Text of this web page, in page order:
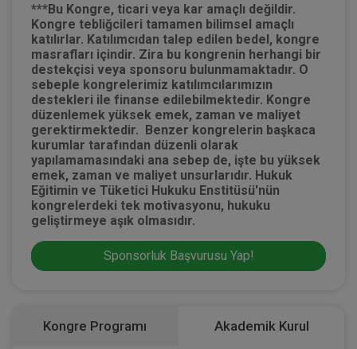
***Bu Kongre, ticari veya kar amaçlı değildir.
Kongre tebliğcileri tamamen bilimsel amaçlı
katılırlar. Katılımcıdan talep edilen bedel, kongre
masrafları içindir. Zira bu kongrenin herhangi bir
destekçisi veya sponsoru bulunmamaktadır. O
sebeple kongrelerimiz katılımcılarımızın
destekleri ile finanse edilebilmektedir. Kongre
düzenlemek yüksek emek, zaman ve maliyet
gerektirmektedir. Benzer kongrelerin başkaca
kurumlar tarafından düzenli olarak
yapılamamasındaki ana sebep de, işte bu yüksek
emek, zaman ve maliyet unsurlarıdır. Hukuk
Eğitimin ve Tüketici Hukuku Enstitüsü'nün
kongrelerdeki tek motivasyonu, hukuku
geliştirmeye aşık olmasıdır.
Sponsorluk Başvurusu Yap!
Kongre Programı Akademik Kurul